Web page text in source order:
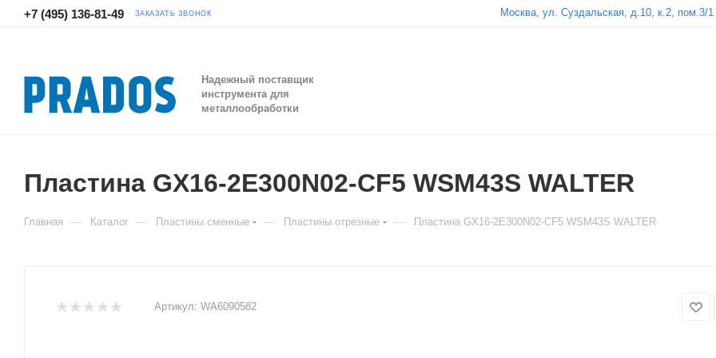
+7 (495) 136-81-49 ЗАКАЗАТЬ ЗВОНОК Москва, ул. Суздальская, д.10, к.2, пом.3/1
Надежный поставщик
инструмента для
металлообработки
Пластина GX16-2E300N02-CF5 WSM43S WALTER
Главная — Каталог — Пластины сменные — Пластины отрезные — Пластина GX16-2E300N02-CF5 WSM43S WALTER
Артикул: WA6090582